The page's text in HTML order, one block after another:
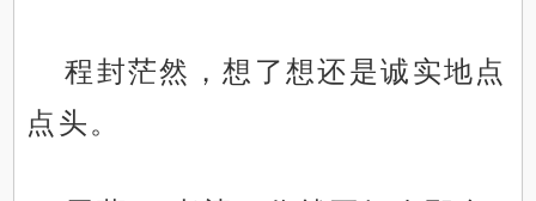
程封茫然，想了想还是诚实地点
点头。